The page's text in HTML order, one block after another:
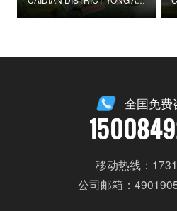
全国免费
移动热线：
公司邮箱：